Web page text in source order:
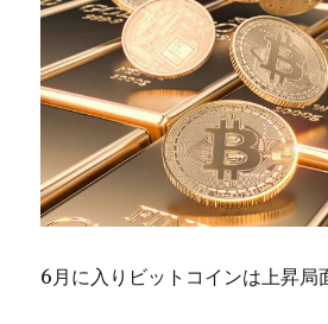
6月に入りビットコインは上昇局